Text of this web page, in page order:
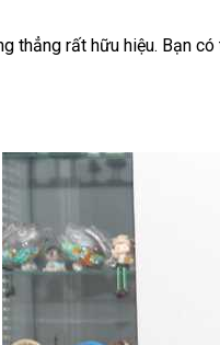
thẳng rất hữu hiệu. Bạn